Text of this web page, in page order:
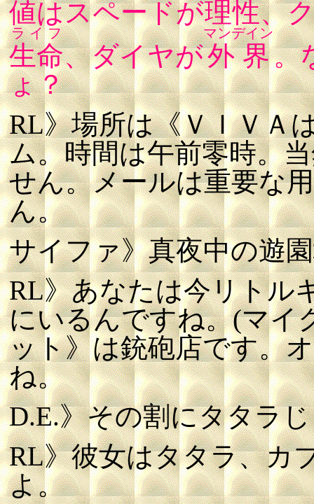
値はスペードが理性、
生命
ライフ
、ダイヤが外界
マンデイン
。
ょ？
RL》場所は《ＶＩＶＡ
ム。時間は午前零時。
せん。メールは重要な
ん。
サイファ》真夜中の遊
RL》あなたは今リトル
にいるんですね。(マイ
ット》は銃砲店です。
ね。
D.E.》その割にタタラ
RL》彼女はタタラ、カ
よ。